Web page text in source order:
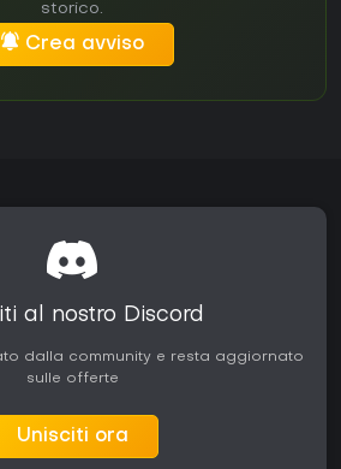
storico.
Crea avviso
al nostro Discord
dalla community e resta aggiornato
sulle offerte
Unisciti ora